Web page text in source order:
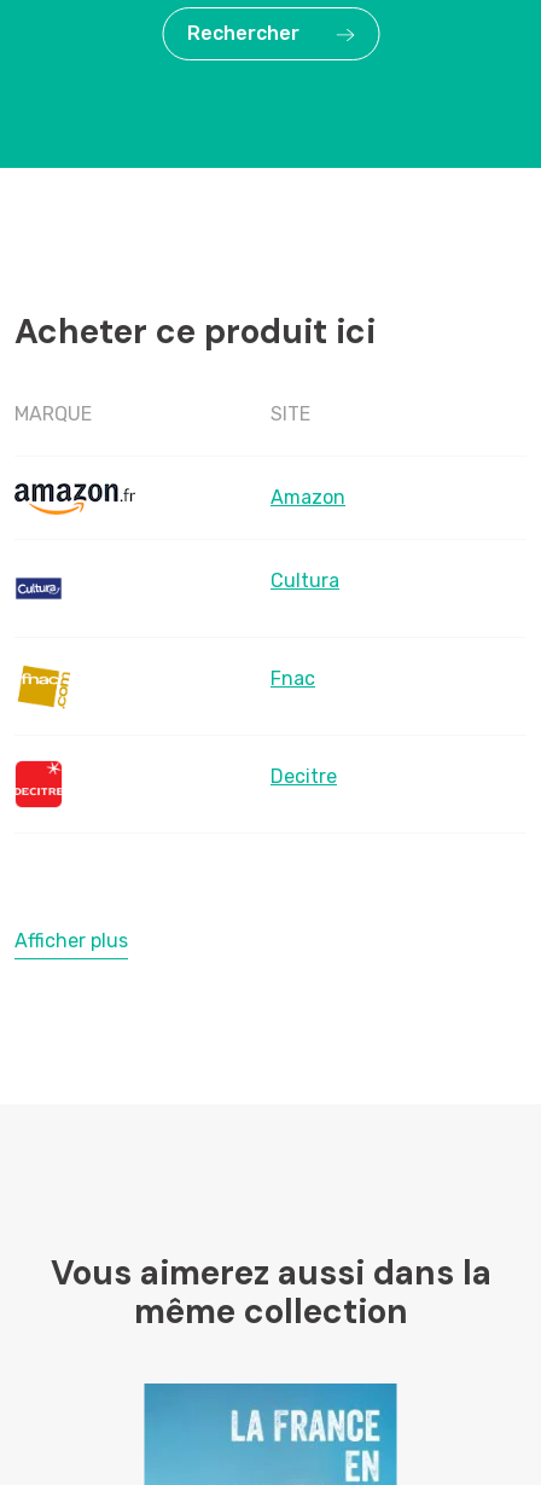
Rechercher
Acheter ce produit ici
MARQUE SITE
Amazon
Cultura
Fnac
Decitre
Chapitre
Afficher plus
Vous aimerez aussi dans la
même collection